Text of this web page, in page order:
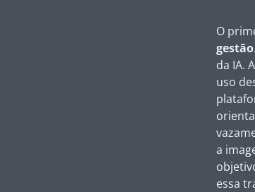
O
gestão
da IA.
uso
a
essa